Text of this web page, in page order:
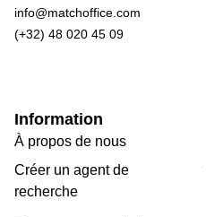
info@matchoffice.com
(+32) 48 020 45 09
Information
À propos de nous
Créer un agent de
recherche